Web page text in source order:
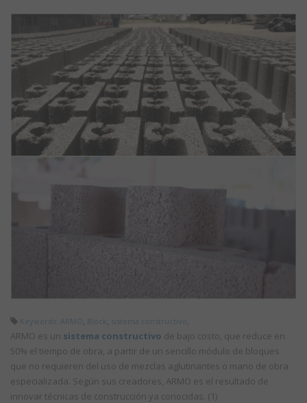
Keywords: ARMO, Block , sistema constructivo,
ARMO es un sistema constructivo de bajo costo, que reduce en
50% el tiempo de obra, a partir de un sencillo módulo de bloques
que no requieren del uso de mezclas aglutinantes o mano de obra
especializada. Según sus creadores, ARMO es el resultado de
innovar técnicas de construcción ya conocidas. (1)